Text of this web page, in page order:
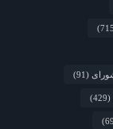
(91)
(429)